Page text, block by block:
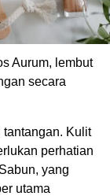
Aurum, lembut
secara
Kulit
perhatian
yang
utama